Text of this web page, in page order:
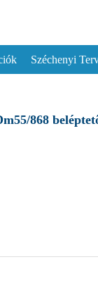
Széchenyi
868